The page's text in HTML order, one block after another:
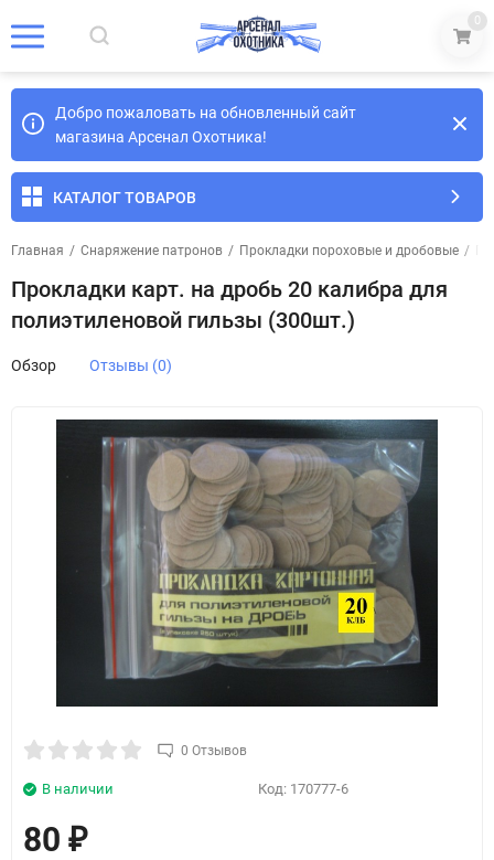
0
Добро пожаловать на обновленный сайт
магазина Арсенал Охотника!
КАТАЛОГ ТОВАРОВ
Главная / Снаряжение патронов / Прокладки пороховые и дробовые /
Прокладки карт. на дробь 20 калибра для
полиэтиленовой гильзы (300шт.)
Обзор Отзывы (0)
0 Отзывов
Код: 170777-6
В наличии
80 ₽